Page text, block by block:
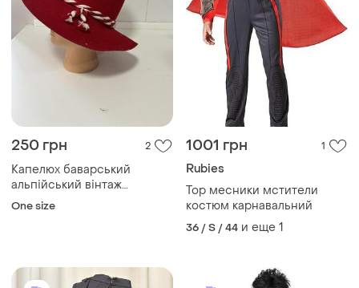
250 грн 2
Капелюх баварський
альпійський вінтаж
октоберфест вінтаж вовна
One size
1001 грн 1
Rubies
Тор месники мстители
костюм карнавальний
36 / S / 44 и еще 1